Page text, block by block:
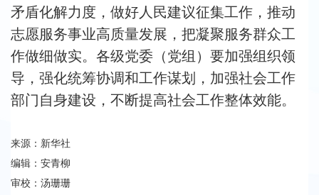
矛盾化解力度，做好人民建议征集工作，推动
志愿服务事业高质量发展，把凝聚服务群众工
作做细做实。各级党委（党组）要加强组织领
导，强化统筹协调和工作谋划，加强社会工作
部门自身建设，不断提高社会工作整体效能。
来源：新华社
编辑：安青柳
审校：汤珊珊